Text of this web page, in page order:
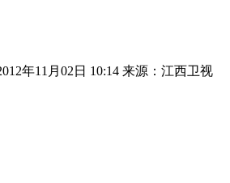
年11月02日 10:14 来源：江西卫视